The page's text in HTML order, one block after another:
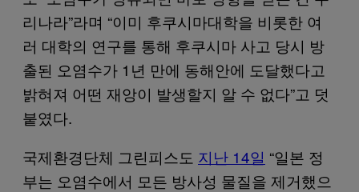
리나라”라며 “이미 후쿠시마대학을 비롯한 여
러 대학의 연구를 통해 후쿠시마 사고 당시 방
출된 오염수가 1년 만에 동해안에 도달했다고
밝혀져 어떤 재앙이 발생할지 알 수 없다”고 덧
붙였다.
국제환경단체 그린피스도 지난 14일 “일본 정
부는 오염수에서 모든 방사성 물질을 제거했으